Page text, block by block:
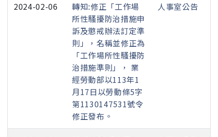
2024-02-06
轉知:修正「工作場
所性騷擾防治措施申
訴及懲戒辦法訂定準
則」，名稱並修正為
「工作場所性騷擾防
治措施準則」， 業
經勞動部以113年1
月17日以勞動條5字
第1130147531號令
修正發布。
人事室公告